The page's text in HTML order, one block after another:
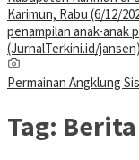
Permainan Angklung
Tag: